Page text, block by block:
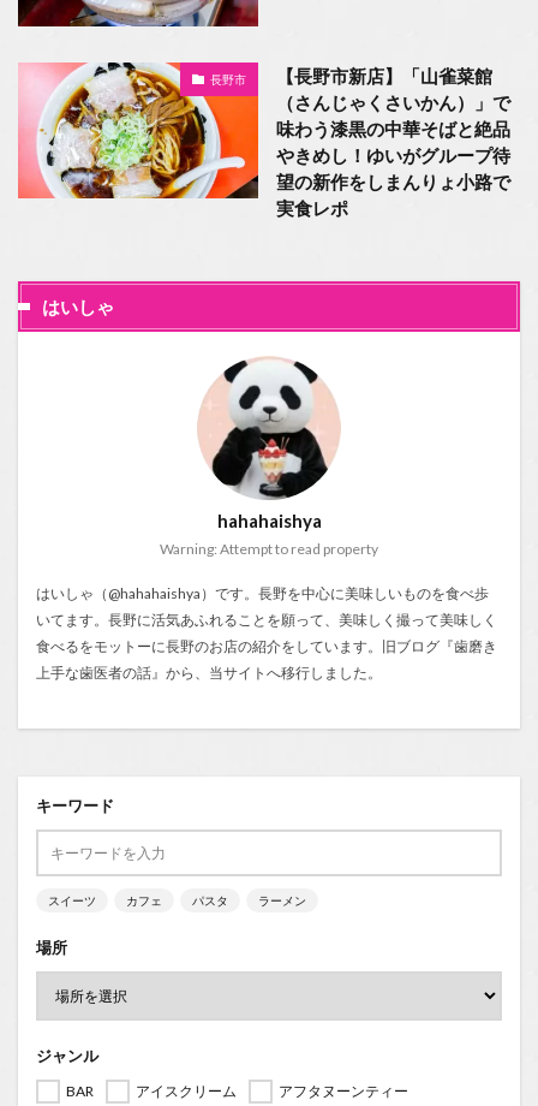
長野市
【長野市新店】「山雀菜館
（さんじゃくさいかん）」で
味わう漆黒の中華そばと絶品
やきめし！ゆいがグループ待
望の新作をしまんりょ小路で
実食レポ
はいしゃ
hahahaishya
Warning: Attempt to read property
はいしゃ（@hahahaishya）です。長野を中心に美味しいものを食べ歩
いてます。長野に活気あふれることを願って、美味しく撮って美味しく
食べるをモットーに長野のお店の紹介をしています。旧ブログ『歯磨き
上手な歯医者の話』から、当サイトへ移行しました。
キーワード
スイーツ カフェ パスタ ラーメン
場所
ジャンル
BAR アイスクリーム
アフタヌーンティー